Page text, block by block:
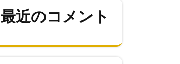
最近のコメント